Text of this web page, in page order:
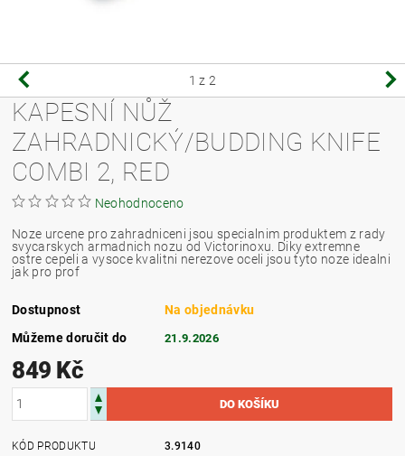
1 z 2
KAPESNÍ NŮŽ
ZAHRADNICKÝ/BUDDING KNIFE
COMBI 2, RED
Neohodnoceno
Noze urcene pro zahradniceni jsou specialnim produktem z rady
svycarskych armadnich nozu od Victorinoxu. Diky extremne
ostre cepeli a vysoce kvalitni nerezove oceli jsou tyto noze idealni
jak pro prof
Dostupnost
Na objednávku
Můžeme doručit do
21.9.2026
849 Kč
KÓD PRODUKTU
3.9140